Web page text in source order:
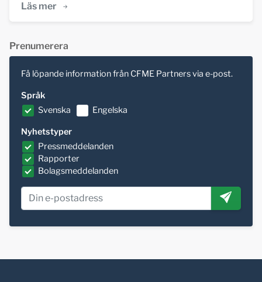
Läs mer
Prenumerera
Få löpande information från CFME Partners via e-post.
Språk
Svenska
Engelska
Nyhetstyper
Pressmeddelanden
Rapporter
Bolagsmeddelanden